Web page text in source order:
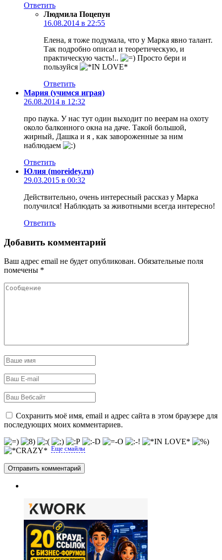
Ответить
Людмила Поцепун
16.08.2014 в 22:55
Елена, я тоже подумала, что у Марка явно талант.
Так подробно описал и теоретическую, и
практическую часть!..
Просто бери и
пользуйся
Ответить
Мария (учимся играя)
26.08.2014 в 12:32
про паука. У нас тут один выходит по веерам на охоту
около балконного окна на даче. Такой большой,
жирный, Дашка и я , как завороженные за ним
наблюдаем
Ответить
Юлия (moreidey.ru)
29.03.2015 в 00:32
Действительно, очень интересный рассказ у Марка
получился! Наблюдать за животными всегда интересно!
Ответить
Добавить комментарий
Ваш адрес email не будет опубликован. Обязательные поля
помечены *
Сохранить моё имя, email и адрес сайта в этом браузере для
последующих моих комментариев.
Еще смайлы